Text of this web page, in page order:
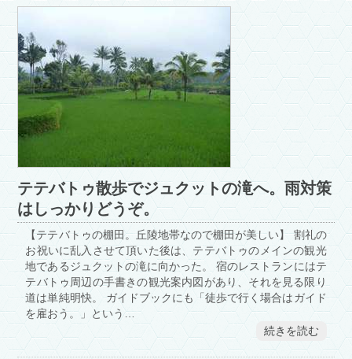
テテバトゥ散歩でジュクットの滝へ。雨対策
はしっかりどうぞ。
【テテバトゥの棚田。丘陵地帯なので棚田が美しい】 割礼の
お祝いに乱入させて頂いた後は、テテバトゥのメインの観光
地であるジュクットの滝に向かった。 宿のレストランにはテ
テバトゥ周辺の手書きの観光案内図があり、それを見る限り
道は単純明快。 ガイドブックにも「徒歩で行く場合はガイド
を雇おう。」という…
続きを読む